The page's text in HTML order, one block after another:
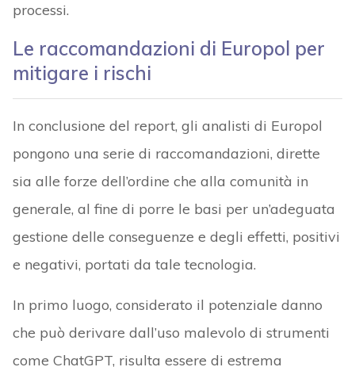
processi.
Le raccomandazioni di Europol per
mitigare i rischi
In conclusione del report, gli analisti di Europol
pongono una serie di raccomandazioni, dirette
sia alle forze dell’ordine che alla comunità in
generale, al fine di porre le basi per un’adeguata
gestione delle conseguenze e degli effetti, positivi
e negativi, portati da tale tecnologia.
In primo luogo, considerato il potenziale danno
che può derivare dall’uso malevolo di strumenti
come ChatGPT, risulta essere di estrema